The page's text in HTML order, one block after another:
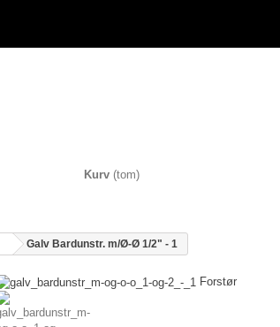
Kurv (tom)
Galv Bardunstr. m/Ø-Ø 1/2" - 1
Forstør